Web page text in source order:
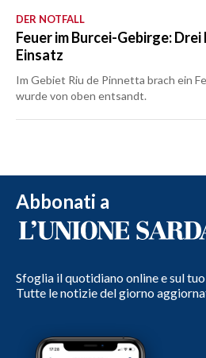
DER NOTFALL
Feuer im Burcei-Gebirge:
Einsatz
Im Gebiet Riu de Pinnetta brach ein
wurde von oben entsandt.
Abbonati a
Sfoglia il quotidiano online e sul
Tutte le notizie del giorno